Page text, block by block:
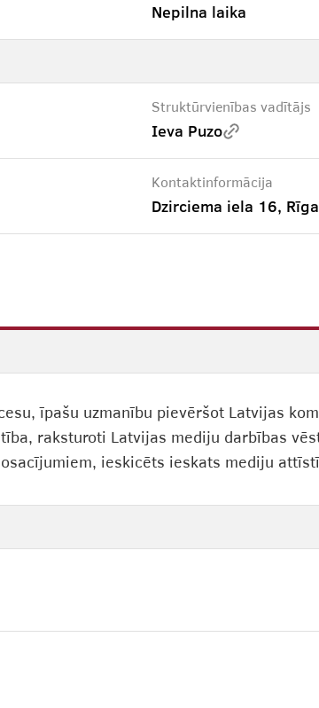
Nepilna laika
Struktūrvienības vadītājs
Ieva Puzo
Kontaktinformācija
Dzirciema iela 16,
īpašu uzmanību pievēršot Latvijas
raksturoti Latvijas mediju darbības
ieskicēts ieskats mediju